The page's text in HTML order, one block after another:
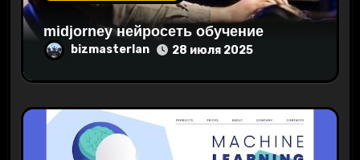
midjorney нейросеть обучение
bizmasterlan 28 июля 2025